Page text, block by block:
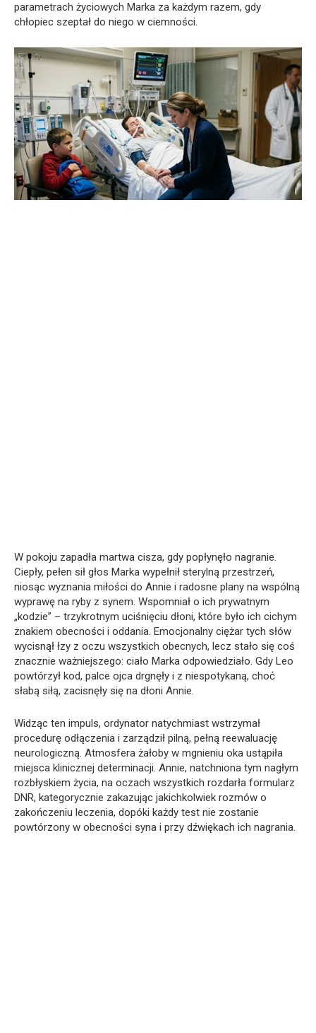
parametrach życiowych Marka za każdym razem, gdy
chłopiec szeptał do niego w ciemności.
W pokoju zapadła martwa cisza, gdy popłynęło nagranie.
Ciepły, pełen sił głos Marka wypełnił sterylną przestrzeń,
niosąc wyznania miłości do Annie i radosne plany na wspólną
wyprawę na ryby z synem. Wspomniał o ich prywatnym
„kodzie” – trzykrotnym uciśnięciu dłoni, które było ich cichym
znakiem obecności i oddania. Emocjonalny ciężar tych słów
wycisnął łzy z oczu wszystkich obecnych, lecz stało się coś
znacznie ważniejszego: ciało Marka odpowiedziało. Gdy Leo
powtórzył kod, palce ojca drgnęły i z niespotykaną, choć
słabą siłą, zacisnęły się na dłoni Annie.
Widząc ten impuls, ordynator natychmiast wstrzymał
procedurę odłączenia i zarządził pilną, pełną reewaluację
neurologiczną. Atmosfera żałoby w mgnieniu oka ustąpiła
miejsca klinicznej determinacji. Annie, natchniona tym nagłym
rozbłyskiem życia, na oczach wszystkich rozdarła formularz
DNR, kategorycznie zakazując jakichkolwiek rozmów o
zakończeniu leczenia, dopóki każdy test nie zostanie
powtórzony w obecności syna i przy dźwiękach ich nagrania.